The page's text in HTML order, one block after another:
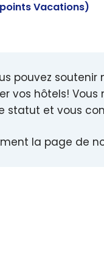
Vacations)
pouvez
vos hôtels!
statut et vous
la page de